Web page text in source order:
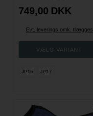
749,00 DKK
Evt. leverings omk. tilægges
JP16 JP17